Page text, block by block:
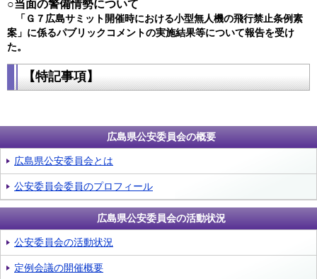
○当面の警備情勢について
「Ｇ７広島サミット開催時における小型無人機の飛行禁止条例素
案」に係るパブリックコメントの実施結果等について報告を受け
た。
【特記事項】
広島県公安委員会の概要
広島県公安委員会とは
公安委員会委員のプロフィール
広島県公安委員会の活動状況
公安委員会の活動状況
定例会議の開催概要